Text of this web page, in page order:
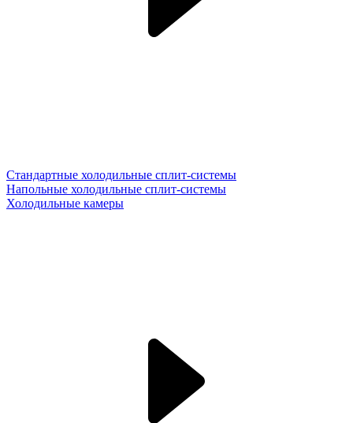
Стандартные холодильные сплит-системы
Напольные холодильные сплит-системы
Холодильные камеры